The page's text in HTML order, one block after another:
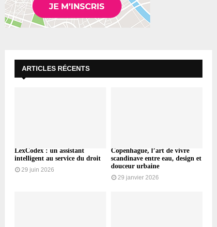
ARTICLES RÉCENTS
LexCodex : un assistant
intelligent au service du droit
29 juin 2026
Copenhague, l’art de vivre
scandinave entre eau, design et
douceur urbaine
29 janvier 2026